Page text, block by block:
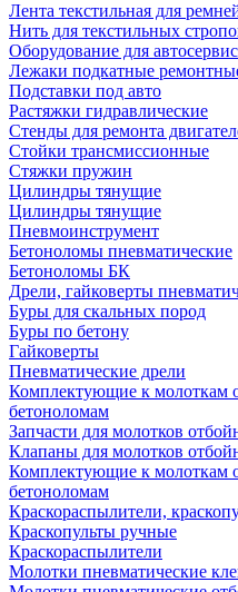
Лента текстильная для
Нить для текстильных
Оборудование для
Лежаки подкатные
Подставки под авто
Растяжки гидравлические
Стенды для ремонта
Стойки трансмиссионные
Стяжки пружин
Цилиндры тянущие
Цилиндры тянущие
Пневмоинструмент
Бетоноломы пневматические
Бетоноломы БК
Дрели, гайковерты
Буры для скальных пород
Буры по бетону
Гайковерты
Пневматические дрели
Комплектующие к молоткам
бетоноломам
Запчасти для молотков
Клапаны для молотков
Комплектующие к молоткам
бетоноломам
Краскораспылители,
Краскопульты ручные
Краскораспылители
Молотки пневматические